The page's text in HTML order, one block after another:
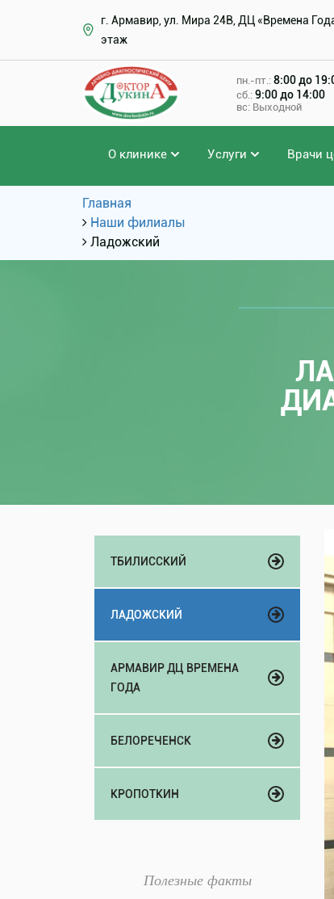
г. Армавир, ул. Мира 24В, ДЦ «Времена
этаж
пн.-пт.:8:00 до
сб.:9:00 до 14:00
вс: Выходной
О клинике Услуги Врачи
Главная
Наши филиалы
Ладожский
ТБИЛИССКИЙ
ЛАДОЖСКИЙ
АРМАВИР ДЦ ВРЕМЕНА
ГОДА
БЕЛОРЕЧЕНСК
КРОПОТКИН
Полезные факты